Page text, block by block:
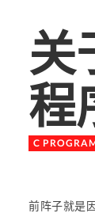
关
程
C
前阵子就是